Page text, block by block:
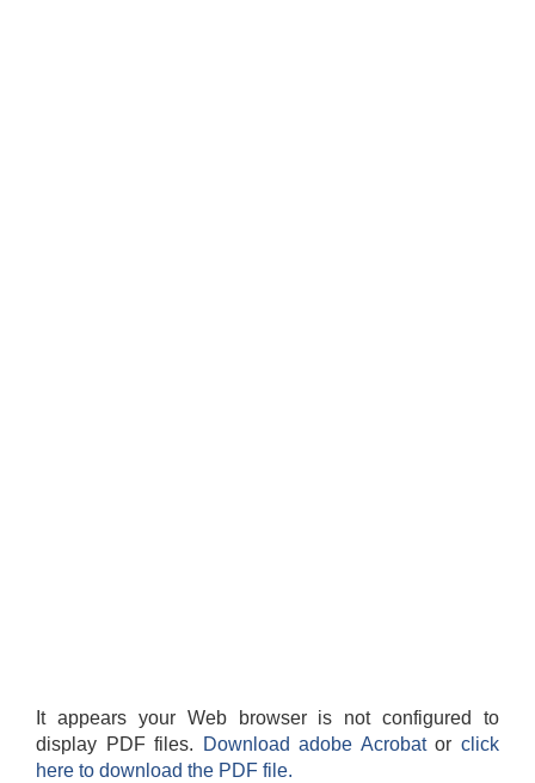
It appears your Web browser is not configured to
display PDF files.
Download adobe Acrobatorclick
here to download the PDF file.